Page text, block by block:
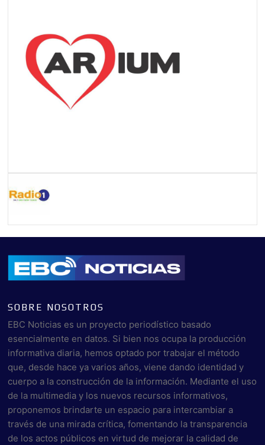
SOBRE NOSOTROS
EBC Noticias es un proyecto periodístico basado
esencialmente en datos. Si bien nos ocupa la producción
informativa diaria, hemos optado por trabajar el método
que, desde hace ya varios años, viene dando identidad y
cuerpo a la construcción de la información. Mediante el uso
de la multimedia y los nuevos recursos informativos,
proponemos brindarte un espacio para intercambiar a
través de una mirada crítica, fomentando la transparencia
de los actos públicos en virtud de mejorar la calidad de